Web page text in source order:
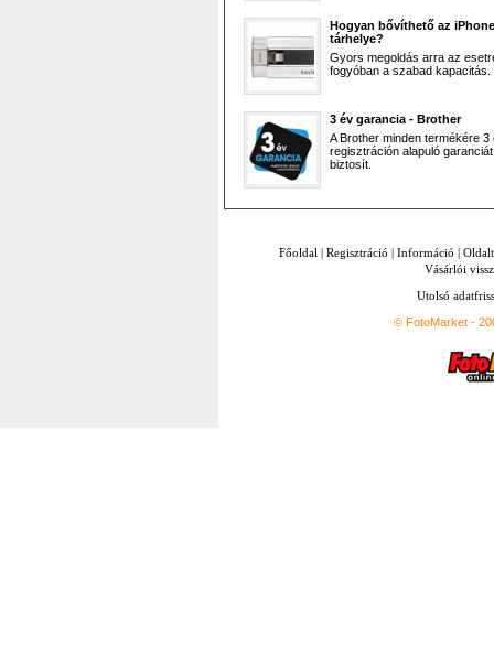
Hogyan bővíthető az iPhone
tárhelye?
Gyors megoldás arra az
fogyóban a szabad kapacitás.
3 év garancia - Brother
A Brother minden termékére 3
regisztráción alapuló garanciát
biztosít.
Főoldal | Regisztráció | Információ |
Vásárlói
Utolsó
© FotoMarket -